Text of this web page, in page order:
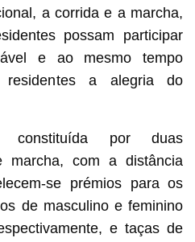
a corrida e a marcha,
possam participar
e ao mesmo tempo
residentes a alegria do
por duas
marcha, com a distância
se prémios para os
de masculino e feminino
e taças de